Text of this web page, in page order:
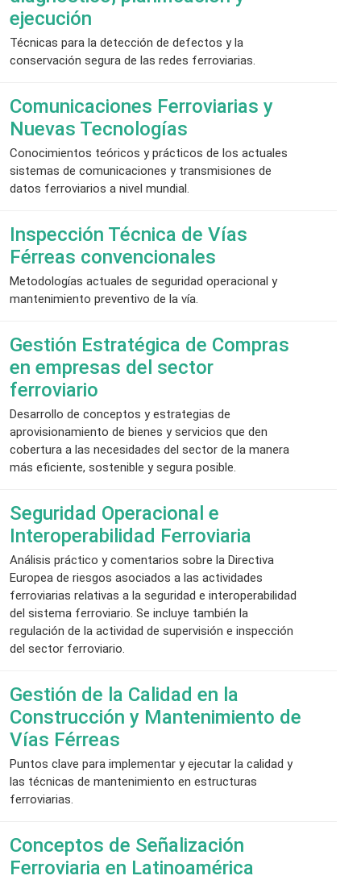
ejecución
Técnicas para la detección de defectos y la
conservación segura de las redes ferroviarias.
Comunicaciones Ferroviarias y
Nuevas Tecnologías
Conocimientos teóricos y prácticos de los actuales
sistemas de comunicaciones y transmisiones de
datos ferroviarios a nivel mundial.
Inspección Técnica de Vías
Férreas convencionales
Metodologías actuales de seguridad operacional y
mantenimiento preventivo de la vía.
Gestión Estratégica de Compras
en empresas del sector
ferroviario
Desarrollo de conceptos y estrategias de
aprovisionamiento de bienes y servicios que den
cobertura a las necesidades del sector de la manera
más eficiente, sostenible y segura posible.
Seguridad Operacional e
Interoperabilidad Ferroviaria
Análisis práctico y comentarios sobre la Directiva
Europea de riesgos asociados a las actividades
ferroviarias relativas a la seguridad e interoperabilidad
del sistema ferroviario. Se incluye también la
regulación de la actividad de supervisión e inspección
del sector ferroviario.
Gestión de la Calidad en la
Construcción y Mantenimiento de
Vías Férreas
Puntos clave para implementar y ejecutar la calidad y
las técnicas de mantenimiento en estructuras
ferroviarias.
Conceptos de Señalización
Ferroviaria en Latinoamérica